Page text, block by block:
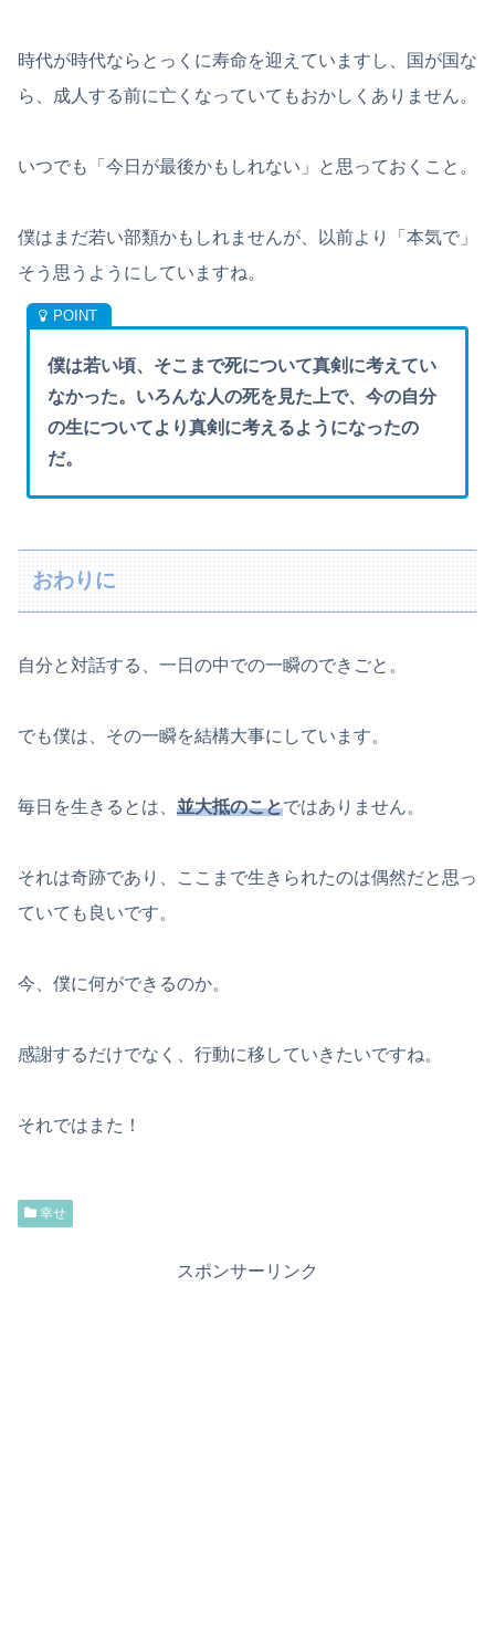
時代が時代ならとっくに寿命を迎えていますし、国が国な
ら、成人する前に亡くなっていてもおかしくありません。
いつでも「今日が最後かもしれない」と思っておくこと。
僕はまだ若い部類かもしれませんが、以前より「本気で」
そう思うようにしていますね。
僕は若い頃、そこまで死について真剣に考えてい
なかった。いろんな人の死を見た上で、今の自分
の生についてより真剣に考えるようになったの
だ。
おわりに
自分と対話する、一日の中での一瞬のできごと。
でも僕は、その一瞬を結構大事にしています。
毎日を生きるとは、 並大抵のことではありません。
それは奇跡であり、ここまで生きられたのは偶然だと思っ
ていても良いです。
今、僕に何ができるのか。
感謝するだけでなく、行動に移していきたいですね。
それではまた！
幸せ
スポンサーリンク